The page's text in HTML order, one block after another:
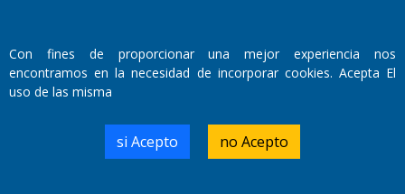
Propietario: El Diario SRL
Director Periodístico:
Walter René Goñi
Domicilio Legal: José Ingenieros 855,
Santa Rosa, La Pampa.
Con fines de proporcionar una mejor experiencia nos
encontramos en la necesidad de incorporar cookies. Acepta El
uso de las misma
si Acepto no Acepto